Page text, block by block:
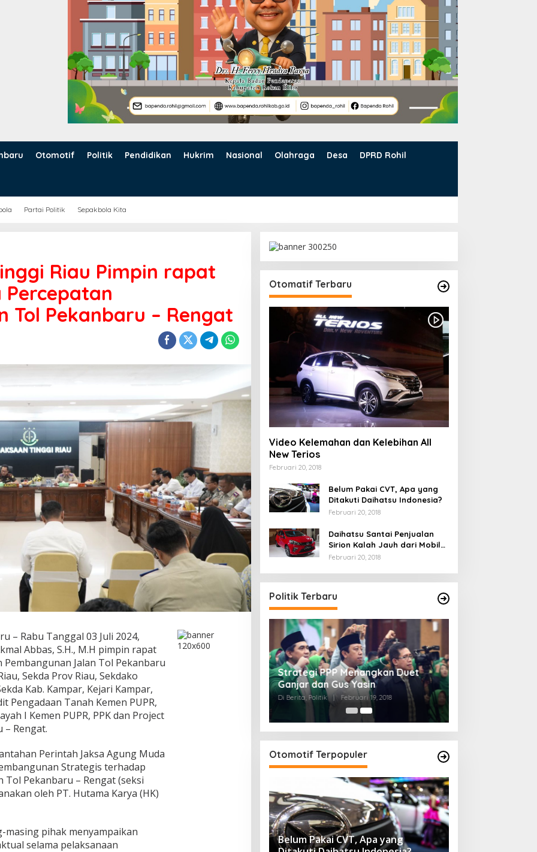
Otomotif Politik Pendidikan Hukrim Nasional Olahraga Desa DPRD Rohil
Partai Politik Sepakbola Kita
Riau Pimpin rapat
Tol Pekanbaru – Rengat
– Rabu Tanggal 03 Juli 2024,
Abbas, S.H., M.H pimpin rapat
Jalan Tol Pekanbaru
Sekda Prov Riau, Sekdako
Kab. Kampar, Kejari Kampar,
Pengadaan Tanah Kemen PUPR,
I Kemen PUPR, PPK dan Project
– Rengat.
Perintah Jaksa Agung Muda
Strategis terhadap
Tol Pekanbaru – Rengat (seksi
oleh PT. Hutama Karya (HK)
masing pihak menyampaikan
selama pelaksanaan
Otomatif Terbaru
Video Kelemahan dan Kelebihan All
New Terios
Februari 20, 2018
Belum Pakai CVT, Apa yang
Ditakuti Daihatsu Indonesia?
Februari 20, 2018
Daihatsu Santai Penjualan
Sirion Kalah Jauh dari Mobil
LCGC
Februari 20, 2018
Politik Terbaru
Ini Dia Hubungan Partai Garuda
dengan Gerindra
Di Berita, Politik |
Strategi PPP Menangkan Duet
Ganjar dan Gus Yasin
Di Berita, Politik | Februari 19, 2018
Otomotif Terpopuler
Belum Pakai CVT, Apa yang